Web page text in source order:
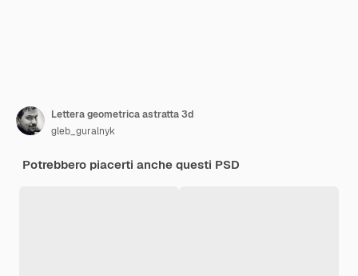
Lettera geometrica astratta 3d
gleb_guralnyk
Potrebbero piacerti anche questi PSD